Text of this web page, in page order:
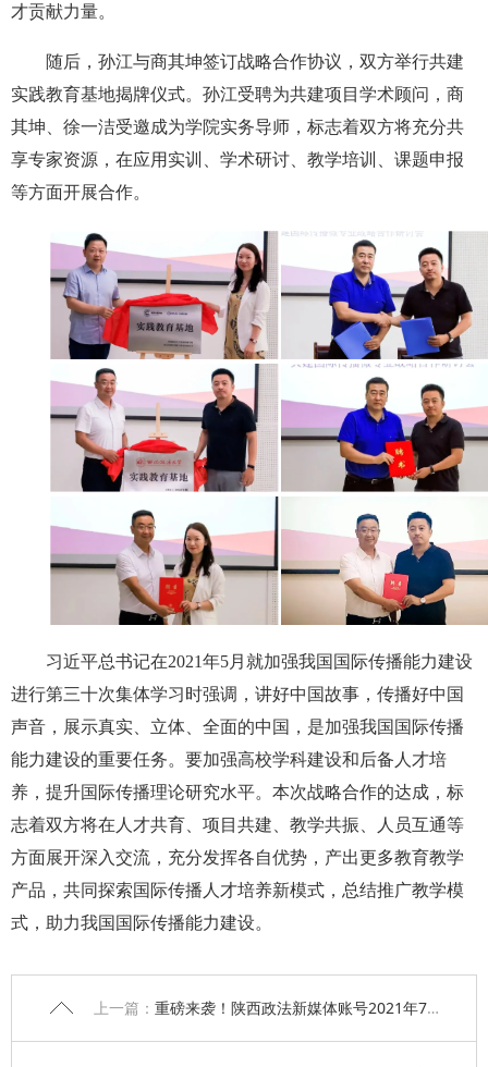
才贡献力量。
随后，孙江与商其坤签订战略合作协议，双方举行共建
实践教育基地揭牌仪式。孙江受聘为共建项目学术顾问，商
其坤、徐一洁受邀成为学院实务导师，标志着双方将充分共
享专家资源，在应用实训、学术研讨、教学培训、课题申报
等方面开展合作。
习近平总书记在2021年5月就加强我国国际传播能力建设
进行第三十次集体学习时强调，讲好中国故事，传播好中国
声音，展示真实、立体、全面的中国，是加强我国国际传播
能力建设的重要任务。要加强高校学科建设和后备人才培
养，提升国际传播理论研究水平。本次战略合作的达成，标
志着双方将在人才共育、项目共建、教学共振、人员互通等
方面展开深入交流，充分发挥各自优势，产出更多教育教学
产品，共同探索国际传播人才培养新模式，总结推广教学模
式，助力我国国际传播能力建设。
上一篇： 重磅来袭！陕西政法新媒体账号2021年7月榜单发布！